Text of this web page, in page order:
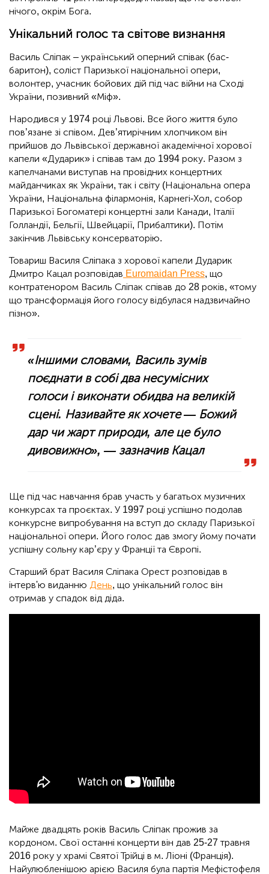
нічого, окрім Бога.
Унікальний голос та світове визнання
Василь Сліпак – український оперний співак (бас-
баритон), соліст Паризької національної опери,
волонтер, учасник бойових дій під час війни на Сході
України, позивний «Міф».
Народився у 1974 році Львові. Все його життя було
пов’язане зі співом. Дев’ятирічним хлопчиком він
прийшов до Львівської державної академічної хорової
капели «Дударик» і співав там до 1994 року. Разом з
капелчанами виступав на провідних концертних
майданчиках як України, так і світу (Національна опера
України, Національна філармонія, Карнегі-Хол, собор
Паризької Богоматері концертні зали Канади, Італії
Голландії, Бельгії, Швейцарії, Прибалтики). Потім
закінчив Львівську консерваторію.
Товариш Василя Сліпака з хорової капели Дударик
Дмитро Кацал розповідав Euromaidan Press, що
контратенором Василь Сліпак співав до 28 років, «тому
що трансформація його голосу відбулася надзвичайно
пізно».
«Іншими словами, Василь зумів
поєднати в собі два несумісних
голоси і виконати обидва на великій
сцені. Називайте як хочете — Божий
дар чи жарт природи, але це було
дивовижно», — зазначив Кацал
Ще під час навчання брав участь у багатьох музичних
конкурсах та проєктах. У 1997 році успішно подолав
конкурсне випробування на вступ до складу Паризької
національної опери. Його голос дав змогу йому почати
успішну сольну кар’єру у Франції та Європі.
Старший брат Василя Сліпака Орест розповідав в
інтерв'ю виданню День, що унікальний голос він
отримав у спадок від діда.
Майже двадцять років Василь Сліпак прожив за
кордоном. Свої останні концерти він дав 25-27 травня
2016 року у храмі Святої Трійці в м. Ліоні (Франція).
Найулюбленішою арією Василя була партія Мефістофеля